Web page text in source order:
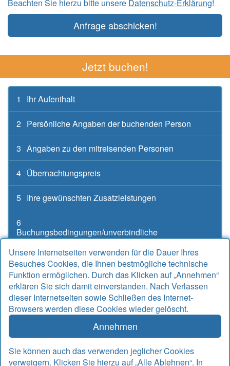
Unsere Internetseiten verwenden für die Dauer Ihres
Besuches Cookies, die Ihnen bestmögliche technische
Funktion ermöglichen. Durch das Klicken auf „Annehmen“
erklären Sie sich damit einverstanden. Nach Verlassen
dieser Internetseiten sowie Schließen des Internet-
Browsers werden diese Cookies wieder gelöscht.
Annehmen
Sie können auch das verwenden jeglicher Cookies
verweigern. Klicken Sie hierzu auf „Alle Ablehnen“. In
Beachten Sie hierzu bitte unsere Datenschutz-Erklärung!
Anfrage abschicken!
Jetzt buchen!
1 Ihr Aufenthalt
2 Persönliche Angaben der buchenden Person
3 Angaben zu den mitreisenden Personen
4 Übernachtungspreis
5 Ihre gewünschten Zusatzleistungen
6
Buchungsbedingungen/unverbindliche
Buchungsanfrage
Kontakt
Alter Sielweg 17 A
Telefon 04971 912667
Telefax
04971 925764
Email
info@rudek-ferienwohnungen.de